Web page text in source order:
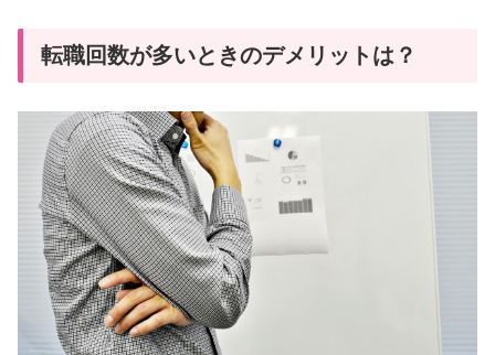
転職回数が多いときのデメリットは？